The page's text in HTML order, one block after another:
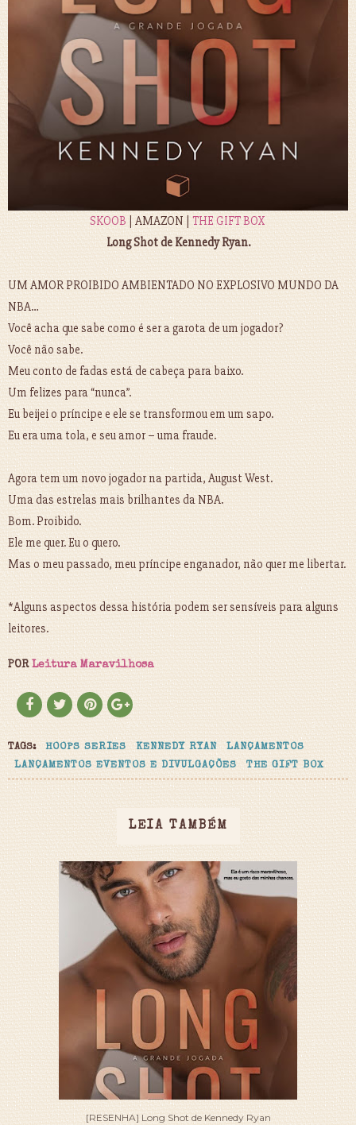
SKOOB | AMAZON |THE GIFT BOX
Long Shot de Kennedy Ryan.
UM AMOR PROIBIDO AMBIENTADO NO EXPLOSIVO MUNDO DA
NBA…
Você acha que sabe como é ser a garota de um jogador?
Você não sabe.
Meu conto de fadas está de cabeça para baixo.
Um felizes para “nunca”.
Eu beijei o príncipe e ele se transformou em um sapo.
Eu era uma tola, e seu amor – uma fraude.
Agora tem um novo jogador na partida, August West.
Uma das estrelas mais brilhantes da NBA.
Bom. Proibido.
Ele me quer. Eu o quero.
Mas o meu passado, meu príncipe enganador, não quer me libertar.
*Alguns aspectos dessa história podem ser sensíveis para alguns
leitores.
POR Leitura Maravilhosa
TAGS: HOOPS SERIES KENNEDY RYAN
LANÇAMENTOS
LANÇAMENTOS EVENTOS E DIVULGAÇÕES
THE GIFT BOX
LEIA TAMBÉM
[RESENHA] Long Shot de Kennedy Ryan